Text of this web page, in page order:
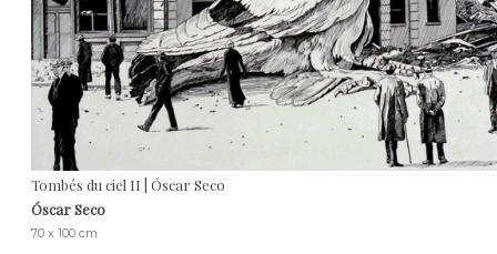
Tombés du ciel II | Óscar Seco
Óscar Seco
70 x 100 cm